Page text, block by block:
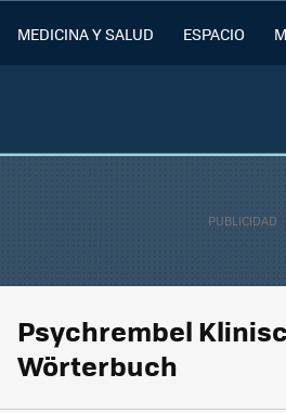
MEDICINA Y SALUD ESPACIO
Psychrembel
Wörterbuch